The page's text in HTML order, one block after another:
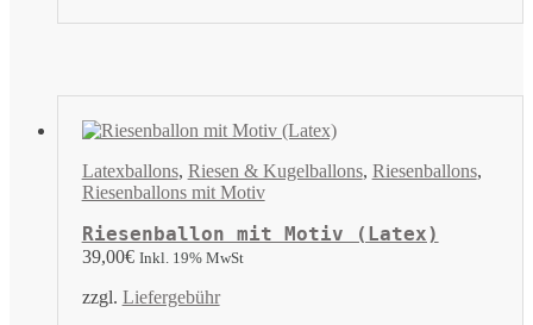
Latexballons, Riesen & Kugelballons, Riesenballons,
Riesenballons mit Motiv
Riesenballon mit Motiv (Latex)
39,00€ Inkl. 19% MwSt
zzgl. Liefergebühr